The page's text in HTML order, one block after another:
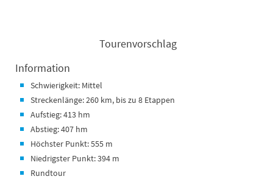
Tourenvorschlag
Information
Schwierigkeit: Mittel
Streckenlänge: 260 km, bis zu 8 Etappen
Aufstieg: 413 hm
Abstieg: 407 hm
Höchster Punkt: 555 m
Niedrigster Punkt: 394 m
Rundtour